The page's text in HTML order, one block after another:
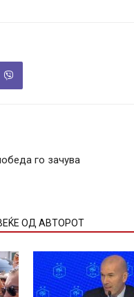
го зачува
ОД АВТОРОТ